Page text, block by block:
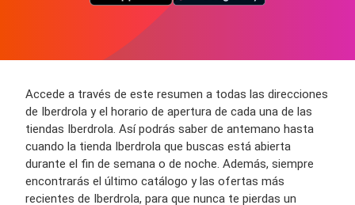
Accede a través de este resumen a todas las direcciones
de Iberdrola y el horario de apertura de cada una de las
tiendas Iberdrola. Así podrás saber de antemano hasta
cuando la tienda Iberdrola que buscas está abierta
durante el fin de semana o de noche. Además, siempre
encontrarás el último catálogo y las ofertas más
recientes de Iberdrola, para que nunca te pierdas un